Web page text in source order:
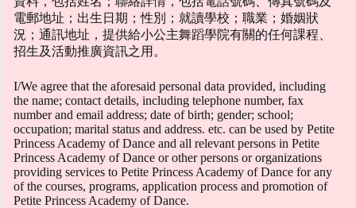
電郵地址；出生日期；性別；就讀學校；職業；婚姻狀
況；通訊地址，提供給小公主舞蹈學院有關的任何課程、
招生及活動推廣資訊之用。
I/We agree that the aforesaid personal data provided, including
the name; contact details, including telephone number, fax
number and email address; date of birth; gender; school;
occupation; marital status and address. etc. can be used by Petite
Princess Academy of Dance and all relevant persons in Petite
Princess Academy of Dance or other persons or organizations
providing services to Petite Princess Academy of Dance for any
of the courses, programs, application process and promotion of
Petite Princess Academy of Dance.